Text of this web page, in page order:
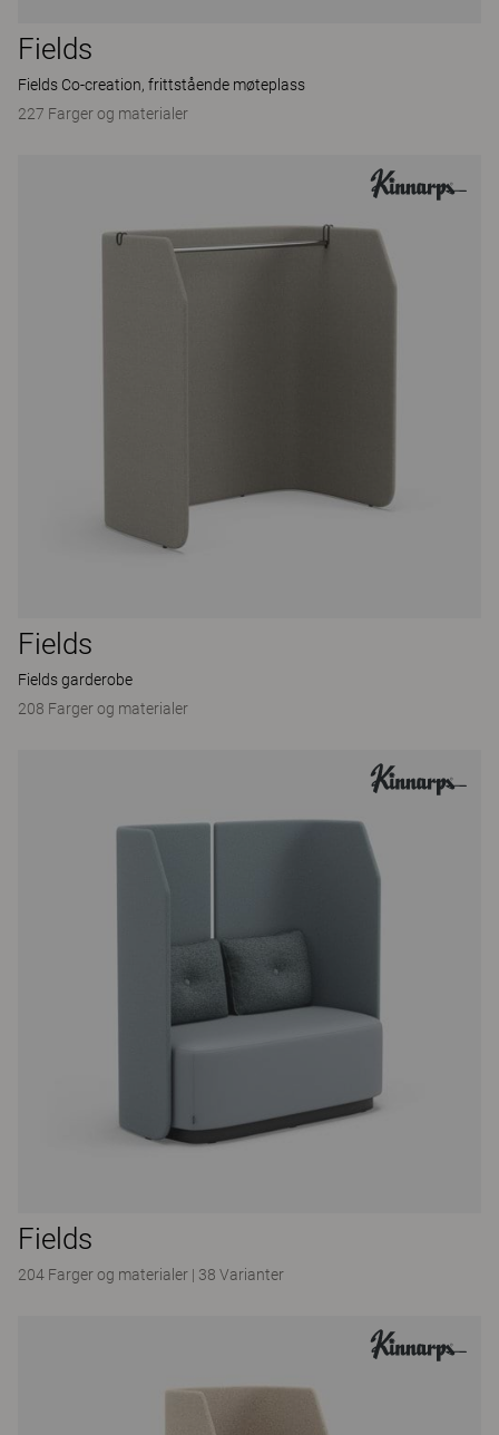
Fields
Fields Co-creation, frittstående møteplass
227 Farger og materialer
Fields
Fields garderobe
208 Farger og materialer
Fields
204 Farger og materialer | 38 Varianter